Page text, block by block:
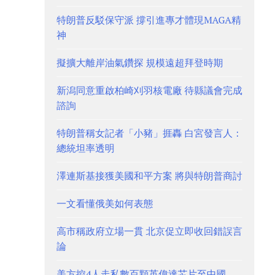
特朗普反駁保守派 撐引進專才體現MAGA精
神
擬擴大離岸油氣鑽探 規模遠超拜登時期
新潟同意重啟柏崎刈羽核電廠 待縣議會完成
諮詢
特朗普稱女記者「小豬」捱轟 白宮發言人：
總統坦率透明
澤連斯基接獲美國和平方案 將與特朗普商討
一文看懂俄美如何表態
高市稱政府立場一貫 北京促立即收回錯誤言
論